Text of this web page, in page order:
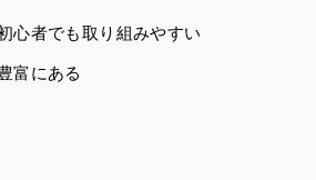
心者でも取り組みやすい
富にある